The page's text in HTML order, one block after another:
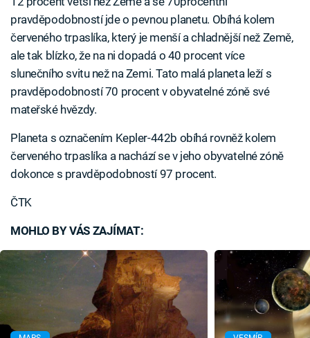
pravděpodobností jde o pevnou planetu. Obíhá kolem
červeného trpaslíka, který je menší a chladnější než Země,
ale tak blízko, že na ni dopadá o 40 procent více
slunečního svitu než na Zemi. Tato malá planeta leží s
pravděpodobností 70 procent v obyvatelné zóně své
mateřské hvězdy.
Planeta s označením Kepler-442b obíhá rovněž kolem
červeného trpaslíka a nachází se v jeho obyvatelné zóně
dokonce s pravděpodobností 97 procent.
ČTK
MOHLO BY VÁS ZAJÍMAT: